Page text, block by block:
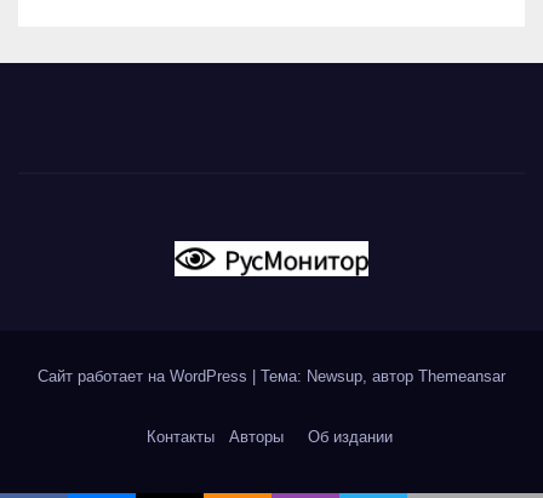
Сайт работает на WordPress Тема: Newsup, автор Themeansar
Контакты Авторы Об издании